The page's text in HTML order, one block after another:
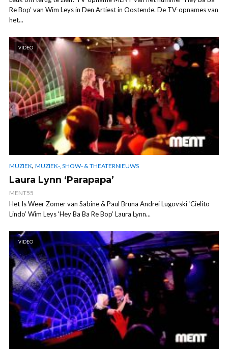
Re Bop’ van Wim Leys in Den Artiest in Oostende. De TV-opnames van
het...
VIDEO
MUZIEK, MUZIEK-, SHOW- & THEATERNIEUWS
Laura Lynn ‘Parapapa’
MENT55
Het Is Weer Zomer van Sabine & Paul Bruna Andrei Lugovski ‘Cielito
Lindo’ Wim Leys ‘Hey Ba Ba Re Bop’ Laura Lynn...
VIDEO